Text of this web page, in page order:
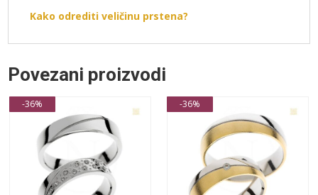
Kako odrediti veličinu prstena?
Povezani proizvodi
-36% -36%